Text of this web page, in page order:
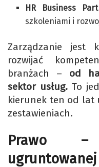
HR Business
szkoleniami i
Zarządzanie jest
rozwijać
branżach – od
sektor usług. To
kierunek ten od lat
zestawieniach.
Prawo